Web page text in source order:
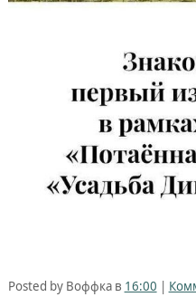
Posted by Воффка в 16:00 |